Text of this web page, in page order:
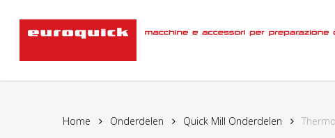
content
Home Onderdelen Quick Mill Onderdelen